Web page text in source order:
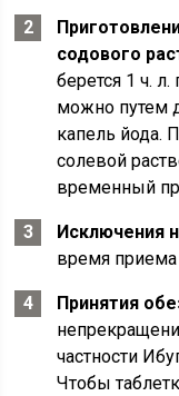
содового
берется 1 ч.
можно путем
капель йода.
солевой
временный
Исключения
время
Принятия
частности
Чтобы